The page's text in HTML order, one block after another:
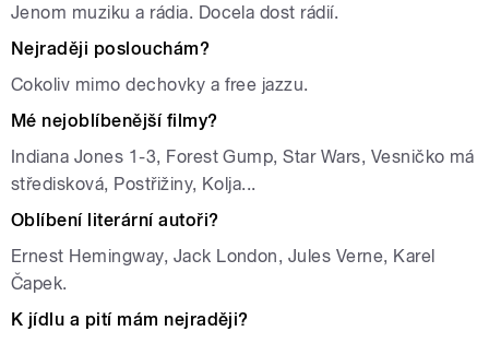
Jenom muziku a rádia. Docela dost rádií.
Nejraději poslouchám?
Cokoliv mimo dechovky a free jazzu.
Mé nejoblíbenější filmy?
Indiana Jones 1-3, Forest Gump, Star Wars, Vesničko má
středisková, Postřižiny, Kolja...
Oblíbení literární autoři?
Ernest Hemingway, Jack London, Jules Verne, Karel
Čapek.
K jídlu a pití mám nejraději?